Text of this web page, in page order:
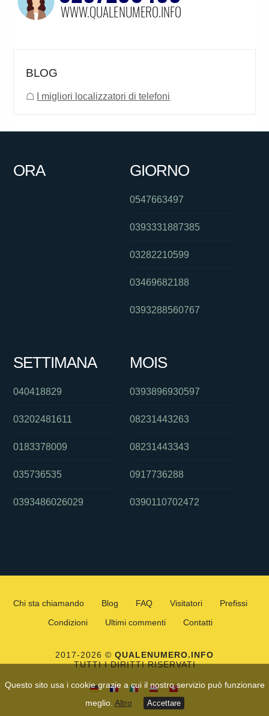
Questo sito usa i cookie grazie a cui il nostro servizio può funzionare
meglio. Altro Accettare
BLOG
☖ I migliori localizzatori di telefoni
ORA GIORNO
0547663497
0393331887385
03282210599
03469682188
0393288560767
SETTIMANA
040418829
03202481611
0183378009
035736535
0393486026029
MOIS
0393896930597
08231443263
08231443343
0917736288
0390110702472
Chi sta chiamando Blog FAQ Visitatori
Prefissi
Condizioni
Ultimi commenti Contatti
2017-2026 © QUALENUMERO.INFO
TUTTI I DIRITTI RISERVATI